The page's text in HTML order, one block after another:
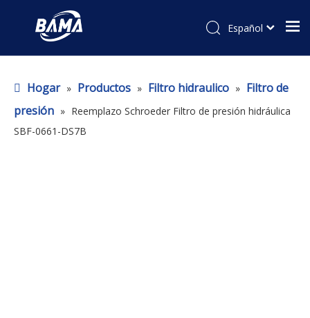
Español
Hogar » Productos » Filtro hidraulico » Filtro de
presión » Reemplazo Schroeder Filtro de presión hidráulica
SBF-0661-DS7B